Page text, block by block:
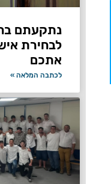
נתקעתם
לבחירת
אתכם
לכתבה המלאה »